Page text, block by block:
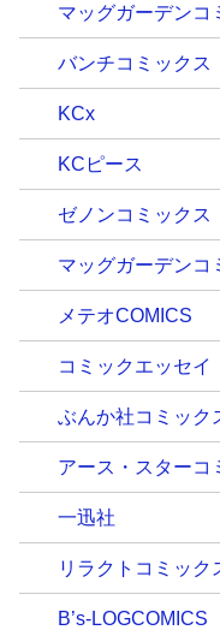
マッグガーデンコ
バンチコミックス
KCx
KCピース
ゼノンコミックス
マッグガーデンコ
メテオCOMICS
コミックエッセイ
ぶんか社コミック
アース・スターコ
一迅社
リラクトコミック
B’s-LOGCOMICS